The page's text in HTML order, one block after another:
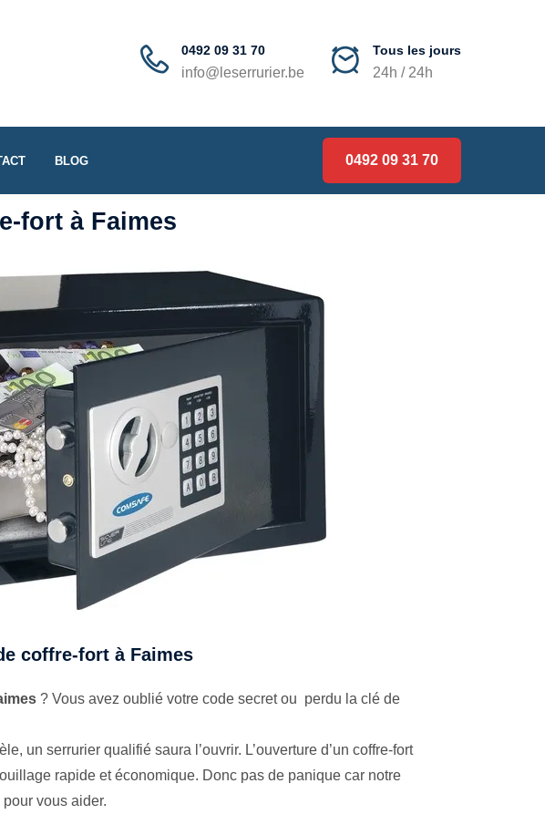
0492 09 31 70
info@leserrurier.be
Tous les jours
24h / 24h
BLOG 0492 09 31 70
fort à Faimes
coffre-fort à Faimes
? Vous avez oublié votre code secret ou perdu la clé de
un serrurier qualifié saura l’ouvrir. L’ouverture d’un coffre-fort
rapide et économique. Donc pas de panique car notre
vous aider.